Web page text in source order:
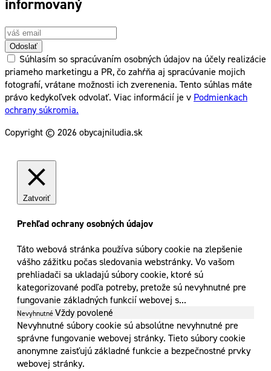
informovaný
Odoslať
Súhlasím so spracúvaním osobných údajov na účely realizácie
priameho marketingu a PR, čo zahŕňa aj spracúvanie mojich
fotografií, vrátane možnosti ich zverenenia. Tento súhlas máte
právo kedykoľvek odvolať. Viac informácií je v Podmienkach
ochrany súkromia.
Copyright © 2026 obycajniludia.sk
Zatvoriť
Prehľad ochrany osobných údajov
Táto webová stránka používa súbory cookie na zlepšenie
vášho zážitku počas sledovania webstránky. Vo vašom
prehliadači sa ukladajú súbory cookie, ktoré sú
kategorizované podľa potreby, pretože sú nevyhnutné pre
fungovanie základných funkcií webovej s...
NevyhnutnéVždy povolené
Nevyhnutné súbory cookie sú absolútne nevyhnutné pre
správne fungovanie webovej stránky. Tieto súbory cookie
anonymne zaisťujú základné funkcie a bezpečnostné prvky
webovej stránky.